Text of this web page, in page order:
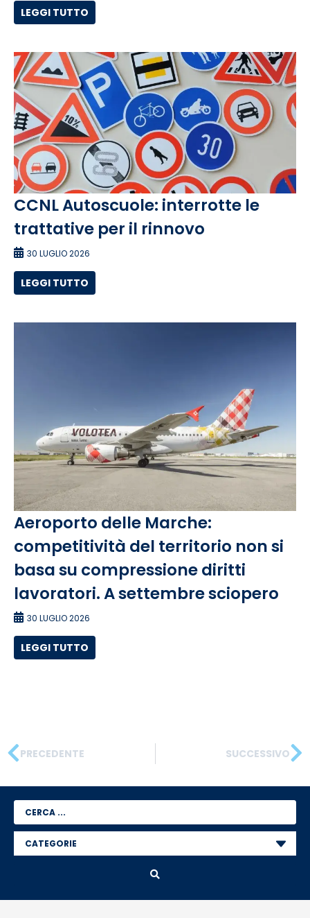
LEGGI TUTTO
CCNL Autoscuole: interrotte le
trattative per il rinnovo
30 LUGLIO 2026
LEGGI TUTTO
Aeroporto delle Marche:
competitività del territorio non si
basa su compressione diritti
lavoratori. A settembre sciopero
30 LUGLIO 2026
LEGGI TUTTO
PRECEDENTE SUCCESSIVO